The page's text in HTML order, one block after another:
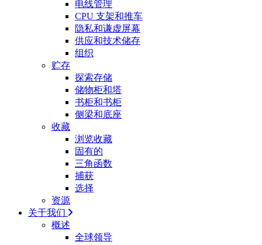
电线管理
CPU 支架和推车
隐私和谦虚屏幕
供应和技术储存
组织
贮存
探索存储
储物柜和塔
书柜和书柜
侧梁和底座
收藏
浏览收藏
固有的
三角函数
捕获
选择
资源
关于我们
概述
全球领导